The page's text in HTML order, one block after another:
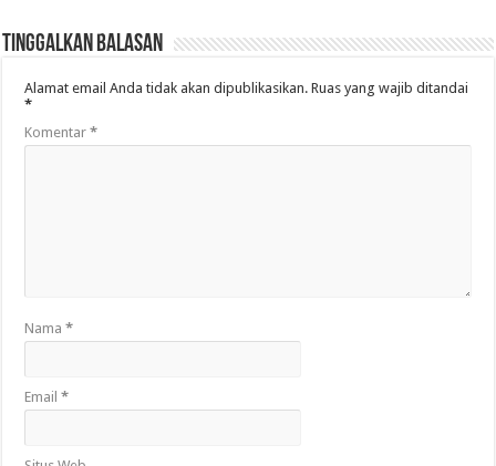
Tinggalkan Balasan
Alamat email Anda tidak akan dipublikasikan. Ruas yang wajib ditandai
*
Komentar*
Nama*
Email*